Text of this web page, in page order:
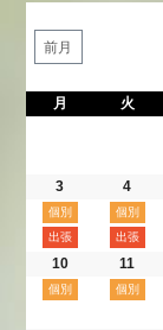
前月
月 火
3 4
10 11